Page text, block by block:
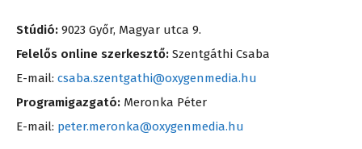
Stúdió: 9023 Győr, Magyar utca 9.
Felelős online szerkesztő: Szentgáthi Csaba
E-mail: csaba.szentgathi@oxygenmedia.hu
Programigazgató: Meronka Péter
E-mail: peter.meronka@oxygenmedia.hu